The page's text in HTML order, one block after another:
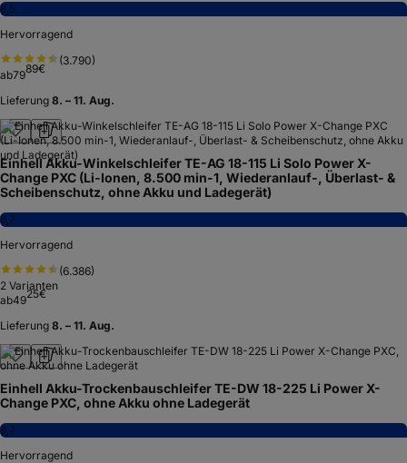
8,5
Hervorragend
(3.790)
ab7989€
Lieferung 8. – 11. Aug.
Einhell Akku-Winkelschleifer TE-AG 18-115 Li Solo Power X-
Change PXC (Li-Ionen, 8.500 min-1, Wiederanlauf-, Überlast- &
Scheibenschutz, ohne Akku und Ladegerät)
8,7
Hervorragend
(6.386)
2 Varianten
ab4925€
Lieferung 8. – 11. Aug.
Einhell Akku-Trockenbauschleifer TE-DW 18-225 Li Power X-
Change PXC, ohne Akku ohne Ladegerät
8,7
Hervorragend